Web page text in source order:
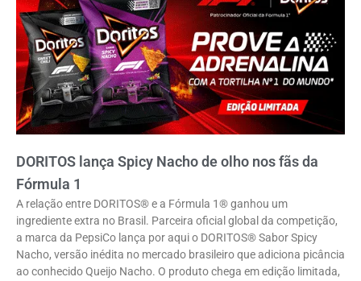
DORITOS lança Spicy Nacho de olho nos fãs da
Fórmula 1
A relação entre DORITOS® e a Fórmula 1® ganhou um
ingrediente extra no Brasil. Parceira oficial global da competição,
a marca da PepsiCo lança por aqui o DORITOS® Sabor Spicy
Nacho, versão inédita no mercado brasileiro que adiciona picância
ao conhecido Queijo Nacho. O produto chega em edição limitada,